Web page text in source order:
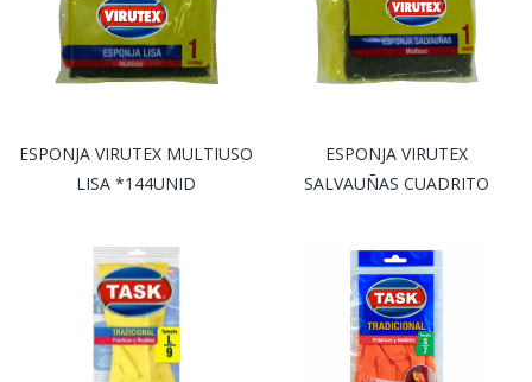
ESPONJA VIRUTEX MULTIUSO
LISA *144UNID
ESPONJA VIRUTEX
SALVAUÑAS CUADRITO